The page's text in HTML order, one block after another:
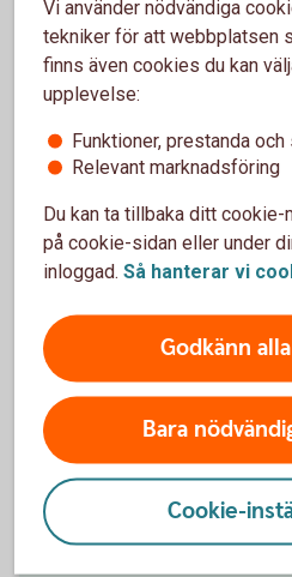
och för över eller säg
som är knutna till den
Se till att ha en
händelser.
Avtal och
Ändra eller säg upp
din flytt till leverantörer
vatten/avlopp,
Dags att ringa
flyttpizza? Flyttar du
framförhållning om
Kom ihåg att det kan
månadsskiften. Om du
Kolla
bostaden
Vi använder nödvändiga
tekniker för att webbplatsen
finns även cookies du kan
upplevelse:
Funktioner, prestanda
Relevant marknadsföring
Du kan ta tillbaka ditt cookie-
på cookie-sidan eller under
inloggad. Så hanterar vi
Godkänn
Bara
Cookie-